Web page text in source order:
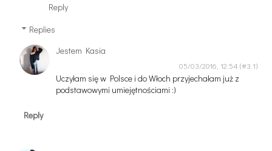
Reply
Replies
Jestem Kasia
05/03/2016, 12:54
Uczyłam się w Polsce i do Włoch przyjechałam już z
podstawowymi umiejętnościami :)
Reply